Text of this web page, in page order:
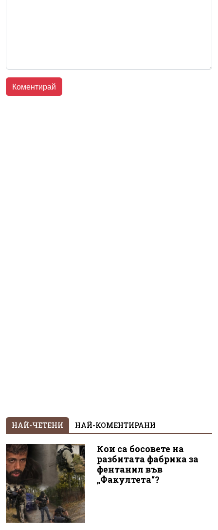
НАЙ-ЧЕТЕНИ НАЙ-КОМЕНТИРАНИ
Кои са босовете на
разбитата фабрика за
фентанил във
„Факултета“?